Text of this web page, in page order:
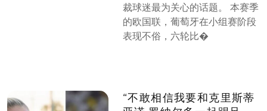
裁球迷最为关心的话题。 本赛季
的欧国联，葡萄牙在小组赛阶段
表现不俗，六轮比�
“不敢相信我要和克里斯蒂